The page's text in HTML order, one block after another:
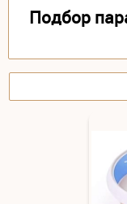
Подбор